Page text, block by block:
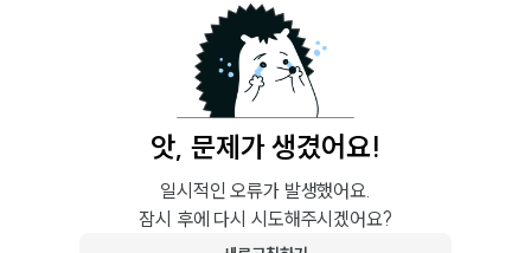
앗, 문제가 생겼어요!
일시적인 오류가 발생했어요.
잠시 후에 다시 시도해주시겠어요?